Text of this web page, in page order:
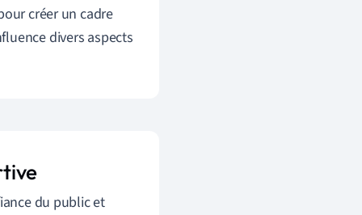
créer un cadre
divers aspects
du public et